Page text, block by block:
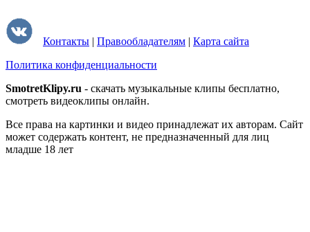
Контакты | Правообладателям | Карта сайта
Политика конфиденциальности
SmotretKlipy.ru - скачать музыкальные клипы бесплатно,
смотреть видеоклипы онлайн.
Все права на картинки и видео принадлежат их авторам. Сайт
может содержать контент, не предназначенный для лиц
младше 18 лет